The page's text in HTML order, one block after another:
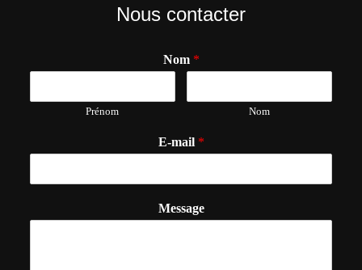
Nous contacter
Nom *
Prénom Nom
E-mail *
Message